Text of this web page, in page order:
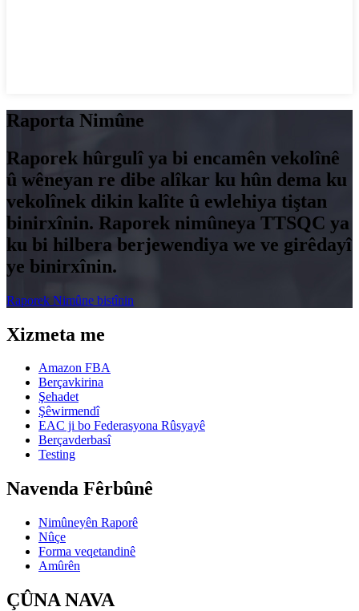
Raporta Nimûne
Raporek hûrgulî ya bi encamên vekolînê
û wêneyan re dibe alîkar ku hûn dema ku
vekolînek dikin kalîte û ewlehiya tiştan
binirxînin. Raporek nimûneya TTSQC ya
ku bi hilbera berjewendiya we ve girêdayî
ye binirxînin.
Raporek Nimûne bistînin
Xizmeta me
Amazon FBA
Berçavkirina
Şehadet
Şêwirmendî
EAC ji bo Federasyona Rûsyayê
Berçavderbasî
Testing
Navenda Fêrbûnê
Nimûneyên Raporê
Nûçe
Forma veqetandinê
Amûrên
ÇÛNA NAVA